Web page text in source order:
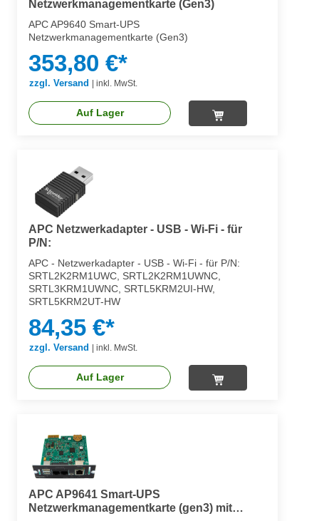
Netzwerkmanagementkarte (Gen3)
APC AP9640 Smart-UPS
Netzwerkmanagementkarte (Gen3)
353,80 €*
zzgl. Versand inkl. MwSt.
Auf Lager
APC Netzwerkadapter - USB - Wi-Fi - für
P/N:
APC - Netzwerkadapter - USB - Wi-Fi - für P/N:
SRTL2K2RM1UWC, SRTL2K2RM1UWNC,
SRTL3KRM1UWNC, SRTL5KRM2UI-HW,
SRTL5KRM2UT-HW
84,35 €*
zzgl. Versand inkl. MwSt.
Auf Lager
APC AP9641 Smart-UPS
Netzwerkmanagementkarte (gen3) mit